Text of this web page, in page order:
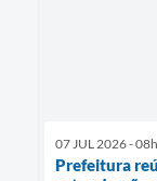
07 JUL 2026 -
Prefeitura